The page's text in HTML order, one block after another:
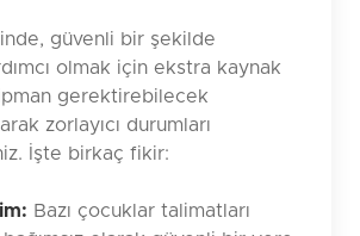
güvenli bir şekilde
olmak için ekstra kaynak
gerektirebilecek
zorlayıcı durumları
İşte birkaç fikir:
Bazı çocuklar talimatları